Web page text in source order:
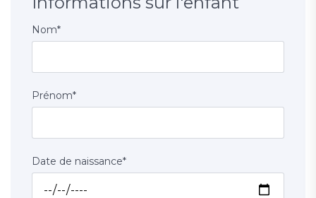
Nom*
Prénom*
Date de naissance*